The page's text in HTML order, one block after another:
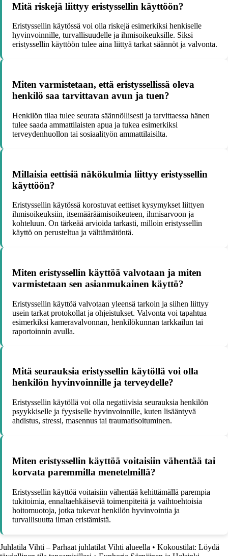
Mitä riskejä liittyy eristyssellin käyttöön?
Eristyssellin käytössä voi olla riskejä esimerkiksi henkiselle
hyvinvoinnille, turvallisuudelle ja ihmisoikeuksille. Siksi
eristyssellin käyttöön tulee aina liittyä tarkat säännöt ja valvonta.
Miten varmistetaan, että eristyssellissä oleva
henkilö saa tarvittavan avun ja tuen?
Henkilön tilaa tulee seurata säännöllisesti ja tarvittaessa hänen
tulee saada ammattilaisten apua ja tukea esimerkiksi
terveydenhuollon tai sosiaalityön ammattilaisilta.
Millaisia eettisiä näkökulmia liittyy eristyssellin
käyttöön?
Eristyssellin käytössä korostuvat eettiset kysymykset liittyen
ihmisoikeuksiin, itsemääräämisoikeuteen, ihmisarvoon ja
kohteluun. On tärkeää arvioida tarkasti, milloin eristyssellin
käyttö on perusteltua ja välttämätöntä.
Miten eristyssellin käyttöä valvotaan ja miten
varmistetaan sen asianmukainen käyttö?
Eristyssellin käyttöä valvotaan yleensä tarkoin ja siihen liittyy
usein tarkat protokollat ja ohjeistukset. Valvonta voi tapahtua
esimerkiksi kameravalvonnan, henkilökunnan tarkkailun tai
raportoinnin avulla.
Mitä seurauksia eristyssellin käytöllä voi olla
henkilön hyvinvoinnille ja terveydelle?
Eristyssellin käytöllä voi olla negatiivisia seurauksia henkilön
psyykkiselle ja fyysiselle hyvinvoinnille, kuten lisääntyvä
ahdistus, stressi, masennus tai traumatisoituminen.
Miten eristyssellin käyttöä voitaisiin vähentää tai
korvata paremmilla menetelmillä?
Eristyssellin käyttöä voitaisiin vähentää kehittämällä parempia
tukitoimia, ennaltaehkäiseviä toimenpiteitä ja vaihtoehtoisia
hoitomuotoja, jotka tukevat henkilön hyvinvointia ja
turvallisuutta ilman eristämistä.
Juhlatila Vihti – Parhaat juhlatilat Vihti alueella • Kokoustilat: Löydä